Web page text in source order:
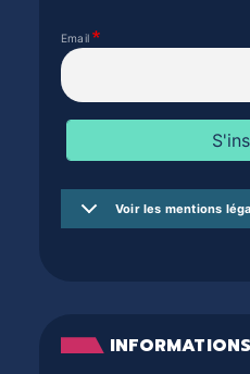
Email
Voir les mentions
INFORMATIONS